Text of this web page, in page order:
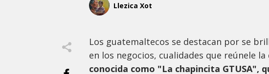
Llezica Xot
Los guatemaltecos se destacan por se
en los negocios, cualidades que reúnele la
conocida como "La chapincita GTUSA",